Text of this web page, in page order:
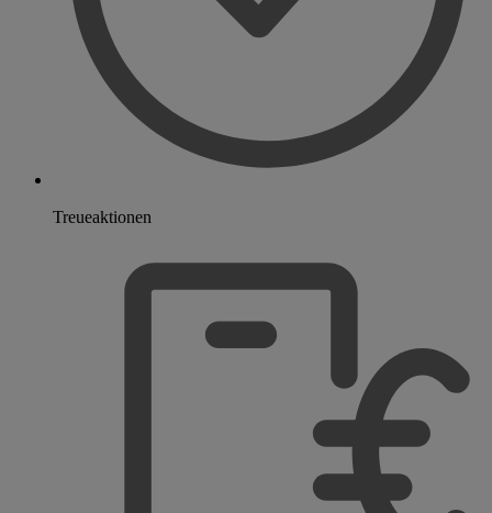
Treueaktionen